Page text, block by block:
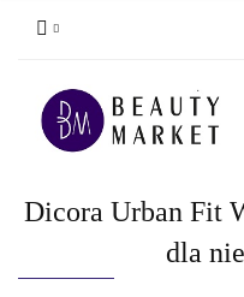
Dicora Urban Fit
dla